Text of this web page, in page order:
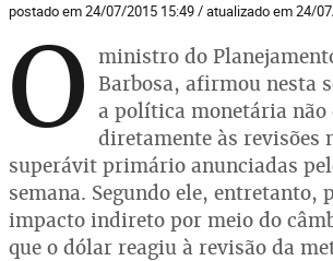
postado em 24/07/2015 15:49 / atualizado em 24/
O ministro do
Barbosa, afirmou nesta
a política monetária não
diretamente às revisões
superávit primário anunciadas
semana. Segundo ele, entretanto,
impacto indireto por meio do
que o dólar reagiu à revisão da